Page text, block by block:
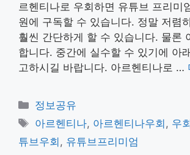
르헨티나로 우회하면 유튜브 프리미
원에 구독할 수 있습니다. 정말 저렴
훨씬 간단하게 할 수 있습니다. 물론
합니다. 중간에 실수할 수 있기에 아
고하시길 바랍니다. 아르헨티나로 …
카
테
고
리
정보공유
태
그
아르헨티나, 아르헨티나우회 , 우
튜브우회 , 유튜브프리미엄